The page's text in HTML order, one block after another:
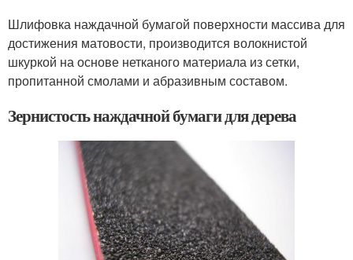
Шлифовка наждачной бумагой поверхности массива для
достижения матовости, производится волокнистой
шкуркой на основе нетканого материала из сетки,
пропитанной смолами и абразивным составом.
Зернистость наждачной бумаги для дерева